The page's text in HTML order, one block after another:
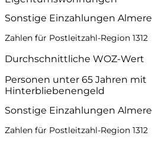
Sonstige Einzahlungen Almere
Zahlen für Postleitzahl-Region 1312
Durchschnittliche WOZ-Wert
Personen unter 65 Jahren mit
Hinterbliebenengeld
Sonstige Einzahlungen Almere
Zahlen für Postleitzahl-Region 1312